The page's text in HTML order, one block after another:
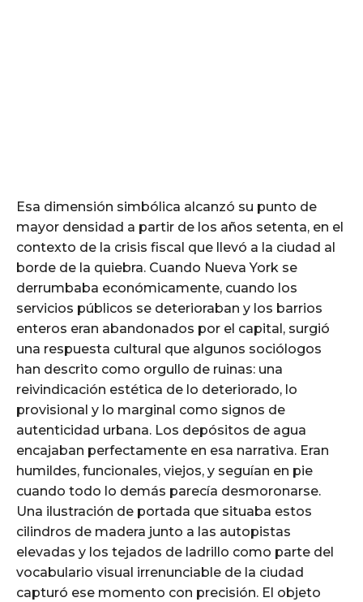
Esa dimensión simbólica alcanzó su punto de
mayor densidad a partir de los años setenta, en el
contexto de la crisis fiscal que llevó a la ciudad al
borde de la quiebra. Cuando Nueva York se
derrumbaba económicamente, cuando los
servicios públicos se deterioraban y los barrios
enteros eran abandonados por el capital, surgió
una respuesta cultural que algunos sociólogos
han descrito como orgullo de ruinas: una
reivindicación estética de lo deteriorado, lo
provisional y lo marginal como signos de
autenticidad urbana. Los depósitos de agua
encajaban perfectamente en esa narrativa. Eran
humildes, funcionales, viejos, y seguían en pie
cuando todo lo demás parecía desmoronarse.
Una ilustración de portada que situaba estos
cilindros de madera junto a las autopistas
elevadas y los tejados de ladrillo como parte del
vocabulario visual irrenunciable de la ciudad
capturó ese momento con precisión. El objeto